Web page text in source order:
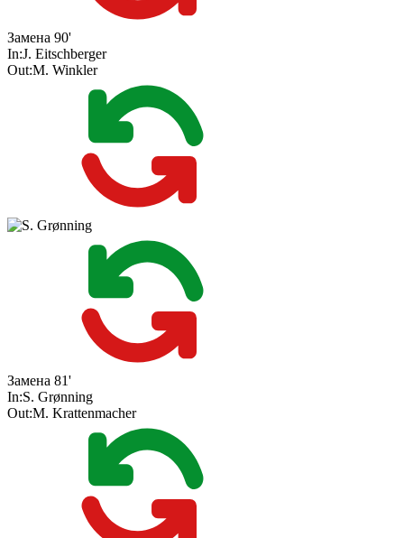
Замена 90'
In:J. Eitschberger
Out:M. Winkler
Замена 81'
In:S. Grønning
Out:M. Krattenmacher